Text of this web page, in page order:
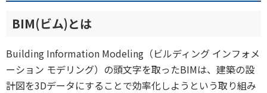
BIM(ビム)とは
Building Information Modeling（ビルディング インフォメ
ーション モデリング）の頭文字を取ったBIMは、建築の設
計図を3Dデータにすることで効率化しようという取り組み